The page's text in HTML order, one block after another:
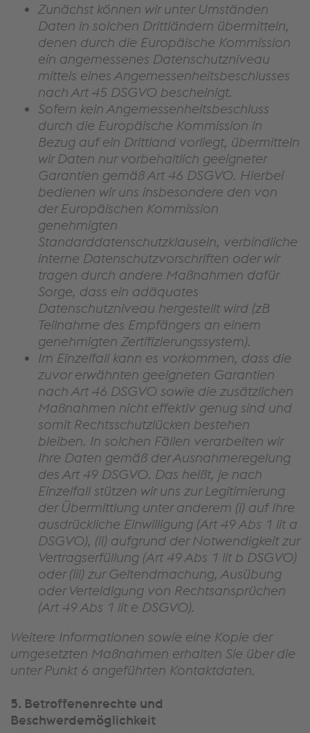
Zunächst können wir unter Umständen
Daten in solchen Drittländern übermitteln,
denen durch die Europäische Kommission
ein angemessenes Datenschutzniveau
mittels eines Angemessenheitsbeschlusses
nach Art 45 DSGVO bescheinigt.
Sofern kein Angemessenheitsbeschluss
durch die Europäische Kommission in
Bezug auf ein Drittland vorliegt, übermitteln
wir Daten nur vorbehaltlich geeigneter
Garantien gemäß Art 46 DSGVO. Hierbei
bedienen wir uns insbesondere den von
der Europäischen Kommission
genehmigten
Standarddatenschutzklauseln, verbindliche
interne Datenschutzvorschriften oder wir
tragen durch andere Maßnahmen dafür
Sorge, dass ein adäquates
Datenschutzniveau hergestellt wird (zB
Teilnahme des Empfängers an einem
genehmigten Zertifizierungssystem).
Im Einzelfall kann es vorkommen, dass die
zuvor erwähnten geeigneten Garantien
nach Art 46 DSGVO sowie die zusätzlichen
Maßnahmen nicht effektiv genug sind und
somit Rechtsschutzlücken bestehen
bleiben. In solchen Fällen verarbeiten wir
Ihre Daten gemäß der Ausnahmeregelung
des Art 49 DSGVO. Das heißt, je nach
Einzelfall stützen wir uns zur Legitimierung
der Übermittlung unter anderem (i) auf Ihre
ausdrückliche Einwilligung (Art 49 Abs 1 lit a
DSGVO), (ii) aufgrund der Notwendigkeit zur
Vertragserfüllung (Art 49 Abs 1 lit b DSGVO)
oder (iii) zur Geltendmachung, Ausübung
oder Verteidigung von Rechtsansprüchen
(Art 49 Abs 1 lit e DSGVO).
Weitere Informationen sowie eine Kopie der
umgesetzten Maßnahmen erhalten Sie über die
unter Punkt 6 angeführten Kontaktdaten.
5. Betroffenenrechte und
Beschwerdemöglichkeit